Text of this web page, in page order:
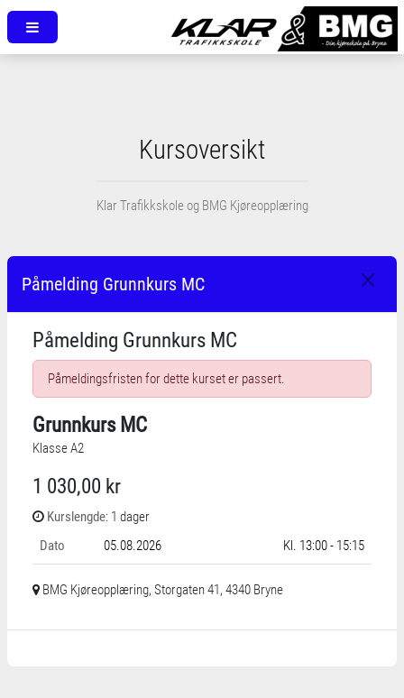
Kursoversikt
Klar Trafikkskole og BMG Kjøreopplæring
Påmelding Grunnkurs MC
Påmelding Grunnkurs MC
Påmeldingsfristen for dette kurset er passert.
Grunnkurs MC
Klasse A2
1 030,00 kr
Kurslengde: 1 dager
Dato
05.08.2026 Kl. 13:00 - 15:15
BMG Kjøreopplæring, Storgaten 41, 4340 Bryne